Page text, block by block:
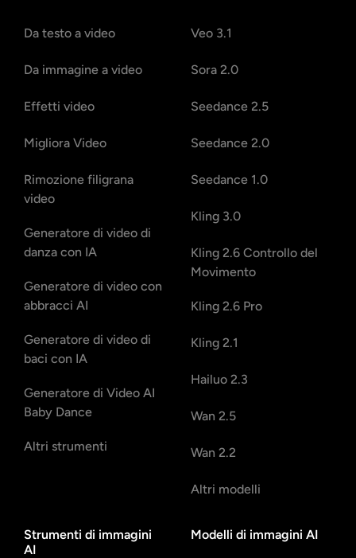
Da testo a video
Da immagine a video
Effetti video
Migliora Video
Rimozione filigrana
video
Generatore di video di
danza con IA
Generatore di video con
abbracci AI
Generatore di video di
baci con IA
Generatore di Video AI
Baby Dance
Altri strumenti
Veo 3.1
Sora 2.0
Seedance 2.5
Seedance 2.0
Seedance 1.0
Kling 3.0
Kling 2.6 Controllo del
Movimento
Kling 2.6 Pro
Kling 2.1
Hailuo 2.3
Wan 2.5
Wan 2.2
Altri modelli
Strumenti di immagini
AI
Modelli di immagini AI